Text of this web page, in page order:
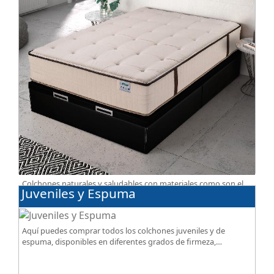
Colchones naturales y saludables con materiales como son el
algodón, lana, BIO, soja, lino. Gran calidad, descanso
excepcional al mejor precio.
Juveniles y Espuma
Aquí puedes comprar todos los colchones juveniles y de
espuma, disponibles en diferentes grados de firmeza,